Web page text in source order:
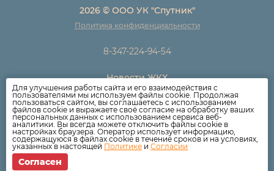
2026 © ООО УК "Спутник"
Политика конфиденциальности
8-347-224-94-54
Новости ЖКХ
Новости компании
Как оплатить
Дома
Раскрытие информации
Вопросы
Для улучшения работы сайта и его взаимодействия с
пользователями мы используем файлы cookie. Продолжая
пользоваться сайтом, вы соглашаетесь с использованием
файлов cookie и выражаете своё согласие на обработку ваших
персональных данных с использованием сервиса веб-
аналитики. Вы всегда можете отключить файлы cookie в
настройках браузера. Оператор использует информацию,
содержащуюся в файлах cookie в течение сроков и на условиях,
указанных в настоящей Политике и Согласии
Согласен